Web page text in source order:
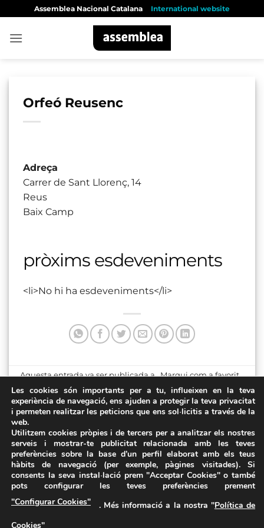
content
Assemblea Nacional Catalana International website
Orfeó Reusenc
Adreça
Carrer de Sant Llorenç, 14
Reus
Baix Camp
pròxims esdeveniments
<li>No hi ha esdeveniments</li>
Aquesta entrada va ser publicada a . Marqui com a favorit
el
Enllaç permanent.
Aula Magna. Campus
Catalunya (URV)
FAQs
Les cookies són importants per a tu, influeixen en la teva
experiència de navegació, ens ajuden a protegir la teva privacitat
i permeten realitzar les peticions que ens sol·licitis a través de la
web.
Utilitzem cookies pròpies i de tercers per a analitzar els nostres
serveis i mostrar-te publicitat relacionada amb les teves
preferències sobre la base d’un perfil elaborat amb els teus
hàbits de navegació (per exemple, pàgines visitades). Si
consents la seva instal·lació prem "Acceptar Cookies" o també
pots configurar les teves preferències prement
"Configurar Cookies"
. Més informació a la nostra "Política de
Cookies"